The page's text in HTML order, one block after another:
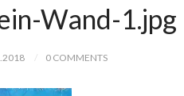
Wand-1.jpg
0 COMMENTS